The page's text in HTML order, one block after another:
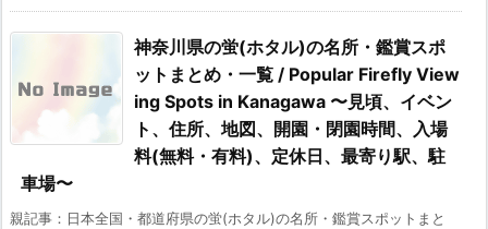
神奈川県の蛍(ホタル)の名所・鑑賞スポ
ットまとめ・一覧 / Popular Firefly View
ing Spots in Kanagawa 〜見頃、イベン
ト、住所、地図、開園・閉園時間、入場
料(無料・有料)、定休日、最寄り駅、駐
車場〜
親記事：日本全国・都道府県の蛍(ホタル)の名所・鑑賞スポットまと